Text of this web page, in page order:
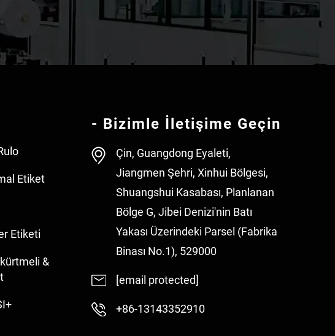
Etiket
Etiketi
&
- Bizimle İletişime Geçin
Çin, Guangdong Eyaleti,
Jiangmen Şehri, Xinhui Bölgesi,
Shuangshui Kasabası, Planlanan
Bölge G, Jibei Denizi'nin Batı
Yakası Üzerindeki Parsel (Fabrika
Binası No.1), 529000
[email protected]
+86-13143352910